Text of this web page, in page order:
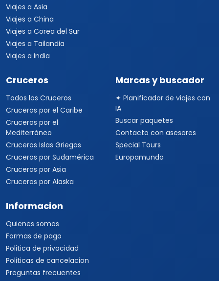
Viajes a Asia
Viajes a China
Viajes a Corea del Sur
Viajes a Tailandia
Viajes a India
Cruceros
Todos los Cruceros
Cruceros por el Caribe
Cruceros por el
Mediterráneo
Cruceros Islas Griegas
Cruceros por Sudamérica
Cruceros por Asia
Cruceros por Alaska
Marcas y buscador
✦ Planificador de viajes con
IA
Buscar paquetes
Contacto con asesores
Special Tours
Europamundo
Informacion
Quienes somos
Formas de pago
Politica de privacidad
Politicas de cancelacion
Preguntas frecuentes